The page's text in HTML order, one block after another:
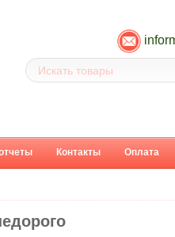
Контакты Оплата